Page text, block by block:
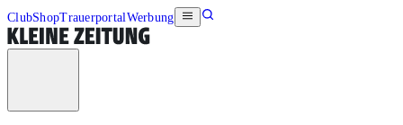
ClubShopTrauerportalWerbung